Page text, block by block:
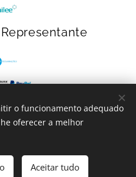
ao carrinho
2023 Cookies
o funcionamento adequado
oferecer a melhor
Aceitar tudo